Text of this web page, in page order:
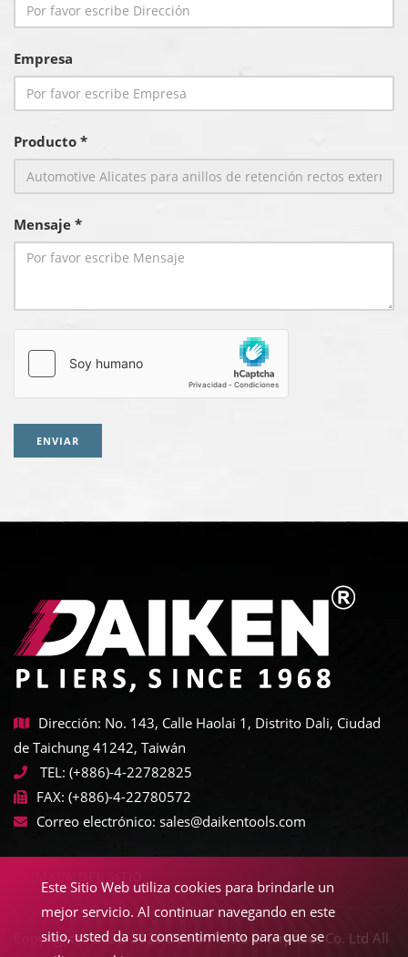
Empresa
Producto *
Mensaje *
ENVIAR
Dirección: No. 143, Calle Haolai 1, Distrito Dali, Ciudad
de Taichung 41242, Taiwán
TEL: (+886)-4-22782825
FAX: (+886)-4-22780572
Correo electrónico: sales@daikentools.com
Copyright © 2022-2026 Daiken Tools Enterprises Co. Ltd All
Este Sitio Web utiliza cookies para brindarle un
mejor servicio. Al continuar navegando en este
sitio, usted da su consentimiento para que se